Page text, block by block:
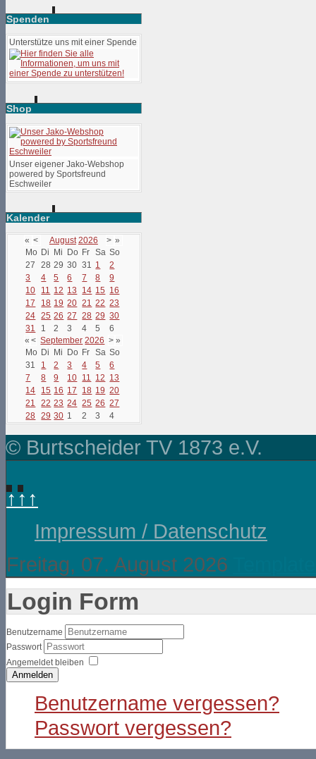
Spenden
Unterstütze uns mit einer Spende
Shop
Unser eigener Jako-Webshop
powered by Sportsfreund
Eschweiler
Kalender
« < August 2026 > »
Mo Di Mi Do Fr Sa So
27
28 29 30 31 1
2
3
4 5 6 7 8
9
10
11 12 13 14 15 16
17
18 19 20 21 22 23
24 25 26 27 28 29 30
31
1 2 3 4 5
6
« < September 2026 > »
Mo Di Mi Do Fr Sa So
31
1 2 3 4 5
6
7
8 9 10 11 12 13
14
15 16 17 18 19 20
21
22 23 24 25 26 27
28 29 30 1 2 3 4
© Burtscheider TV 1873 e.V.
↑↑↑
Impressum / Datenschutz
Freitag, 07. August 2026
Login Form
Benutzername
Passwort
Angemeldet bleiben
Anmelden
Benutzername vergessen?
Passwort vergessen?